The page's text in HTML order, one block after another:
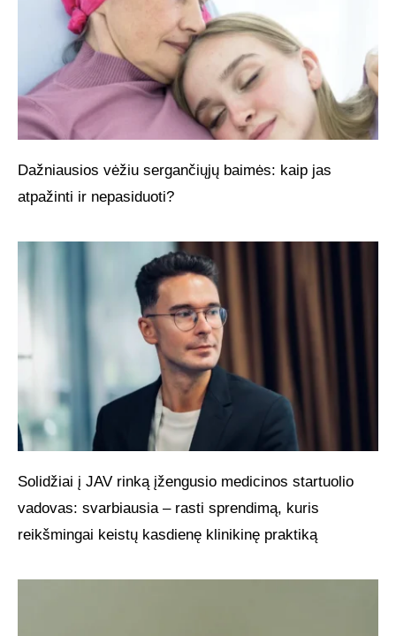
Dažniausios vėžiu sergančiųjų baimės: kaip jas
atpažinti ir nepasiduoti?
Solidžiai į JAV rinką įžengusio medicinos startuolio
vadovas: svarbiausia – rasti sprendimą, kuris
reikšmingai keistų kasdienę klinikinę praktiką